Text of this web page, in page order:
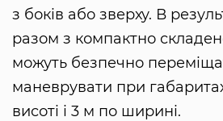
з боків або зверху. В
разом з компактно
можуть безпечно
маневрувати при
висоті і 3 м по ширині.